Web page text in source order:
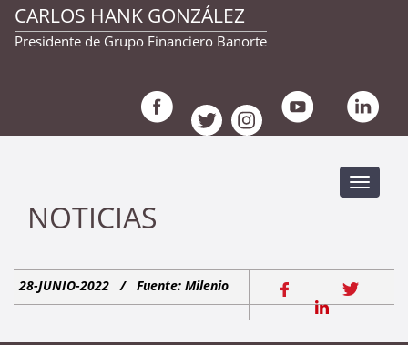
CARLOS HANK GONZÁLEZ
Presidente de Grupo Financiero Banorte
NOTICIAS
28-JUNIO-2022 / Fuente: Milenio